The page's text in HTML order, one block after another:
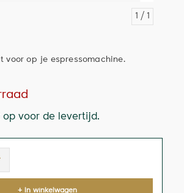
1 / 1
voor op je espressomachine.
op voor de levertijd.
+ In winkelwagen